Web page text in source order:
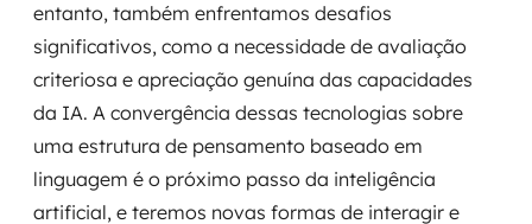
entanto, também enfrentamos desafios
significativos, como a necessidade de avaliação
criteriosa e apreciação genuína das capacidades
da IA. A convergência dessas tecnologias sobre
uma estrutura de pensamento baseado em
linguagem é o próximo passo da inteligência
artificial, e teremos novas formas de interagir e